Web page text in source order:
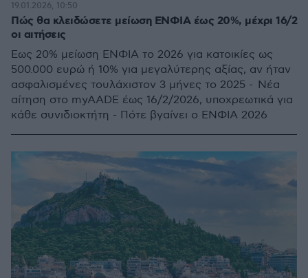
Πώς θα κλειδώσετε μείωση ΕΝΦΙΑ έως 20%, μέχρι 16/2
οι αιτήσεις
Έως 20% μείωση ΕΝΦΙΑ το 2026 για κατοικίες ως
500.000 ευρώ ή 10% για μεγαλύτερης αξίας, αν ήταν
ασφαλισμένες τουλάχιστον 3 μήνες το 2025 - Νέα
αίτηση στο myAADE έως 16/2/2026, υποχρεωτικά για
κάθε συνιδιοκτήτη - Πότε βγαίνει ο ΕΝΦΙΑ 2026
19.01.2026, 10:50